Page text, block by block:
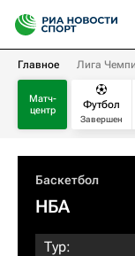
Главное Лига
Матч-
центр
Футбол
Завершен
Баскетбол
НБА
Тур: